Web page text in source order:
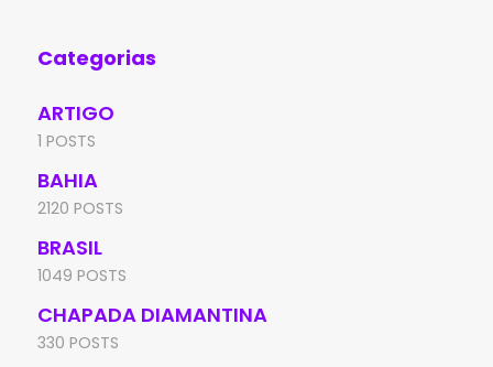
Categorias
ARTIGO
1 POSTS
BAHIA
2120 POSTS
BRASIL
1049 POSTS
CHAPADA DIAMANTINA
330 POSTS